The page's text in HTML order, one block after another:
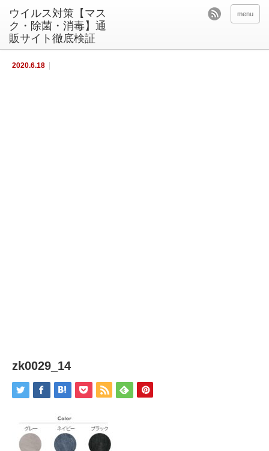
ウイルス対策【マス
ク・除菌・消毒】通
販サイト徹底検証
menu
2020.6.18
zk0029_14